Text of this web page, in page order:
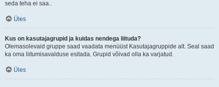
seda teha ei saa..
Üles
Kus on kasutajagrupid ja kuidas nendega liituda?
Olemasolevaid gruppe saad vaadata menüüst Kasutajagruppide alt. Seal saad
ka oma liitumisavalduse esitada. Grupid võivad olla ka varjatud.
Üles